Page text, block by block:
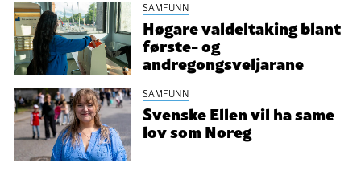
SAMFUNN
Høgare valdeltaking blant
første- og
andregongsveljarane
SAMFUNN
Svenske Ellen vil ha same
lov som Noreg